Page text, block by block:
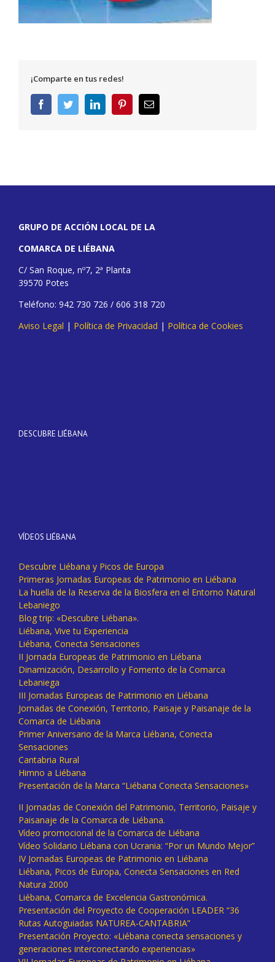
¡Comparte en tus redes!
FacebookTwitterLinkedInPinterestCorreo
electrónico
GRUPO DE ACCIÓN LOCAL DE LA
COMARCA DE LIÉBANA
C/ San Roque, nº7, 2ª Planta
39570 Potes
Teléfono: 942 730 726 / 606 318 720
Aviso Legal | Política de Privacidad | Política de Cookies
DESCUBRE LIÉBANA
VÍDEOS LIÉBANA
Descubre Liébana y Picos de Europa
Primeras Jornadas Europeas de Patrimonio en Liébana
La huella de la Reserva de la Biosfera en el Entorno Natural
Lebaniego
Blog trip: «Descubre Liébana».
Liébana, Vive tu Experiencia
Liébana, Conecta Sensaciones
II Jornada Europeas de Patrimonio en Liébana
Dinamización, Desarrollo y Fomento de la Comarca
Lebaniega
III Jornadas Europeas de Patrimonio en Liébana
Jornadas de Conexión, Territorio, Paisaje y Paisanaje de la
Comarca de Liébana
Primer Aniversario de la Marca Liébana, Conecta
Sensaciones
Cantabria Rural
Himno a Liébana
Presentación de la Marca “Liébana Conecta Sensaciones»
II Jornadas de Conexión del Patrimonio, Territorio, Paisaje y
Paisanaje de la Comarca de Liébana.
Vídeo promocional de la Comarca de Liébana
Vídeo Solidario Liébana con Ucrania: “Por un Mundo Mejor”
IV Jornadas Europeas de Patrimonio en Liébana
Liébana, Picos de Europa, Conecta Sensaciones en Red
Natura 2000
Liébana, Comarca de Excelencia Gastronómica.
Presentación del Proyecto de Cooperación LEADER “36
Rutas Autoguiadas NATUREA-CANTABRIA”
Presentación Proyecto: «Liébana conecta sensaciones y
generaciones interconectando experiencias»